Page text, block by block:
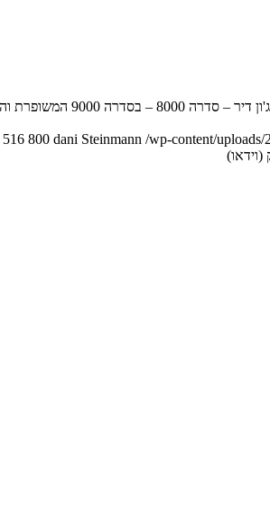
516 800 dani Steinmann /wp-content/
(וידאו)